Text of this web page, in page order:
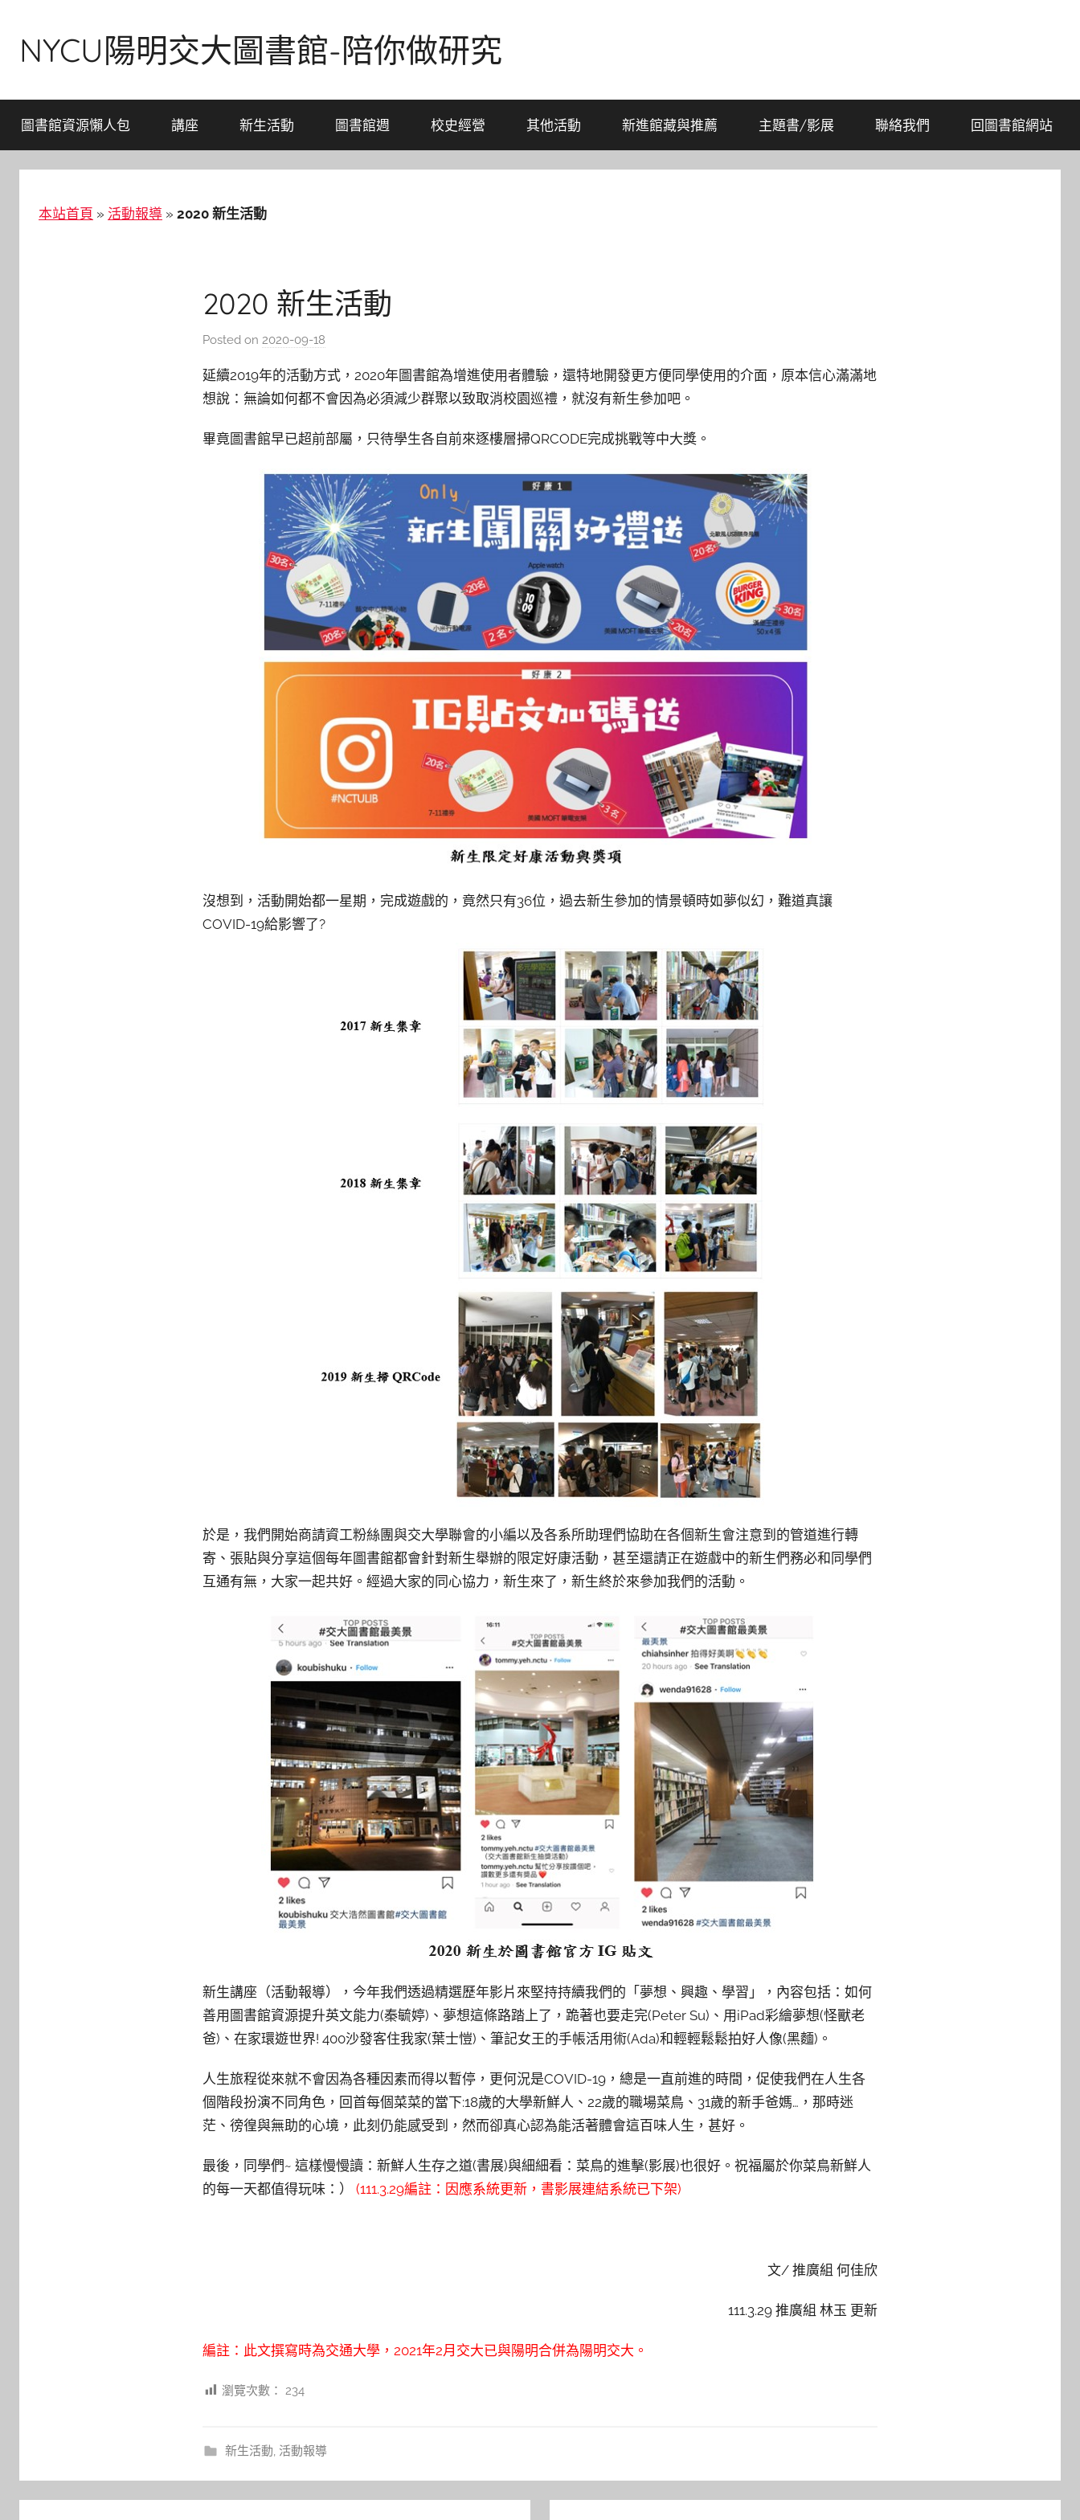
contentNYCU陽明交大圖書館-陪你做研究
圖書館資源懶人包 講座 新生活動 圖書館週 校史經營 其他活動 新進館藏與推薦 主題書/影展 聯絡我們 回圖書館網站
本站首頁 » 活動報導 » 2020 新生活動
2020 新生活動
Posted on 2020-09-18
c
a
t
i
n
延續2019年的活動方式，2020年圖書館為增進使用者體驗，還特地開發更方便同學使用的介面，原本信心滿滿地
想說：無論如何都不會因為必須減少群聚以致取消校園巡禮，就沒有新生參加吧。
畢竟圖書館早已超前部屬，只待學生各自前來逐樓層掃QRCODE完成挑戰等中大獎。
沒想到，活動開始都一星期，完成遊戲的，竟然只有36位，過去新生參加的情景頓時如夢似幻，難道真讓
COVID-19給影響了?
於是，我們開始商請資工粉絲團與交大學聯會的小編以及各系所助理們協助在各個新生會注意到的管道進行轉
寄、張貼與分享這個每年圖書館都會針對新生舉辦的限定好康活動，甚至還請正在遊戲中的新生們務必和同學們
互通有無，大家一起共好。經過大家的同心協力，新生來了，新生終於來參加我們的活動。
新生講座（活動報導），今年我們透過精選歷年影片來堅持持續我們的「夢想、興趣、學習」，內容包括：如何
善用圖書館資源提升英文能力(秦毓婷)、夢想這條路踏上了，跪著也要走完(Peter Su)、用iPad彩繪夢想(怪獸老
爸)、在家環遊世界! 400沙發客住我家(葉士愷)、筆記女王的手帳活用術(Ada)和輕輕鬆鬆拍好人像(黑麵)。
人生旅程從來就不會因為各種因素而得以暫停，更何況是COVID-19，總是一直前進的時間，促使我們在人生各
個階段扮演不同角色，回首每個菜菜的當下:18歲的大學新鮮人、22歲的職場菜鳥、31歲的新手爸媽…，那時迷
茫、徬徨與無助的心境，此刻仍能感受到，然而卻真心認為能活著體會這百味人生，甚好。
最後，同學們~ 這樣慢慢讀：新鮮人生存之道(書展)與細細看：菜鳥的進擊(影展)也很好。祝福屬於你菜鳥新鮮人
的每一天都值得玩味：） (111.3.29編註：因應系統更新，書影展連結系統已下架)
文/ 推廣組 何佳欣
111.3.29 推廣組 林玉 更新
編註：此文撰寫時為交通大學，2021年2月交大已與陽明合併為陽明交大。
瀏覽次數： 234
新生活動, 活動報導